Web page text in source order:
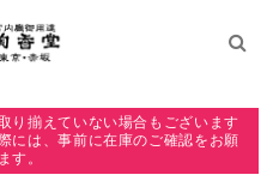
り揃えていない場合もございます
には、事前に在庫のご確認をお願
す。